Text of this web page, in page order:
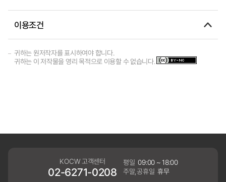
이용조건
귀하는 원저작자를 표시하여야 합니다.
귀하는 이 저작물을 영리 목적으로 이용할 수 없습니다.
KOCW 고객센터
02-6271-0208
평일 09:00 ~ 18:00
주말,공휴일 휴무